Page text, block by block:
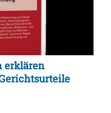
erklären